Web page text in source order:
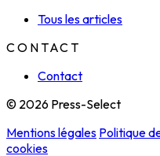
Tous les articles
CONTACT
Contact
© 2026 Press-Select
Mentions légales Politique
cookies